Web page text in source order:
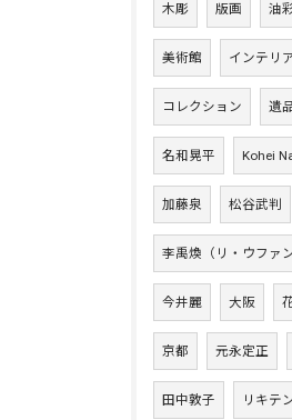
木彫 版画 油
美術館 インテリ
コレクション 遺
名和晃平 Kohei
加藤泉 松谷武判
李禹煥（リ・ウファン
今井麗 大阪
京都 元永定正
田中敦子 リキテ